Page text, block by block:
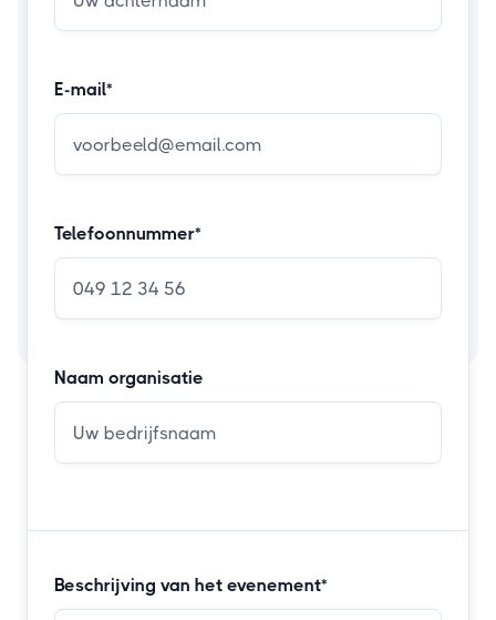
E-mail*
Telefoonnummer*
Naam organisatie
Beschrijving van het evenement*